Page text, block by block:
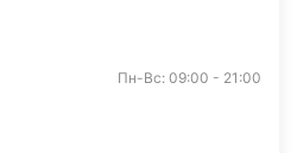
Пн-Вс: 09:00 - 21:00